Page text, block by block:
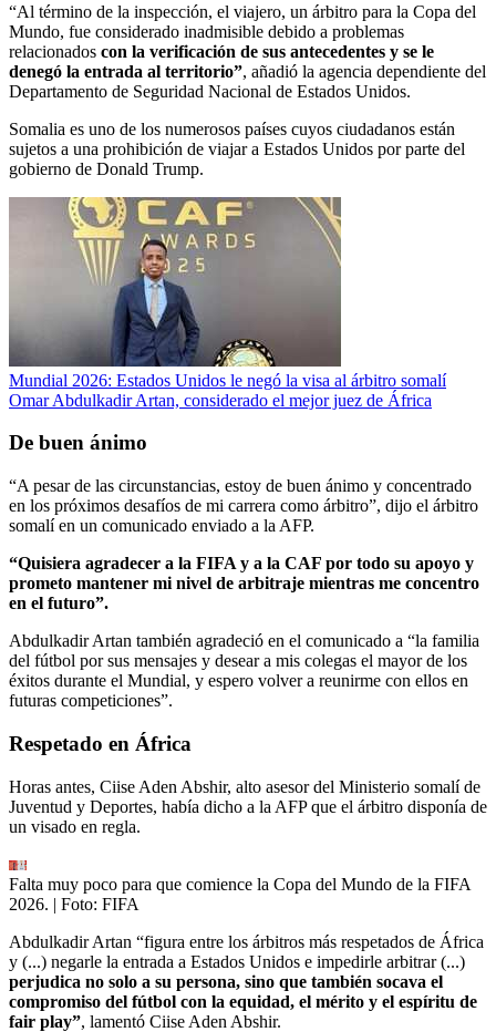
“Al término de la inspección, el viajero, un árbitro para la Copa del
Mundo, fue considerado inadmisible debido a problemas
relacionados con la verificación de sus antecedentes y se le
denegó la entrada al territorio”, añadió la agencia dependiente del
Departamento de Seguridad Nacional de Estados Unidos.
Somalia es uno de los numerosos países cuyos ciudadanos están
sujetos a una prohibición de viajar a Estados Unidos por parte del
gobierno de Donald Trump.
Mundial 2026: Estados Unidos le negó la visa al árbitro somalí
Omar Abdulkadir Artan, considerado el mejor juez de África
De buen ánimo
“A pesar de las circunstancias, estoy de buen ánimo y concentrado
en los próximos desafíos de mi carrera como árbitro”, dijo el árbitro
somalí en un comunicado enviado a la AFP.
“Quisiera agradecer a la FIFA y a la CAF por todo su apoyo y
prometo mantener mi nivel de arbitraje mientras me concentro
en el futuro”.
Abdulkadir Artan también agradeció en el comunicado a “la familia
del fútbol por sus mensajes y desear a mis colegas el mayor de los
éxitos durante el Mundial, y espero volver a reunirme con ellos en
futuras competiciones”.
Respetado en África
Horas antes, Ciise Aden Abshir, alto asesor del Ministerio somalí de
Juventud y Deportes, había dicho a la AFP que el árbitro disponía de
un visado en regla.
Falta muy poco para que comience la Copa del Mundo de la FIFA
2026. | Foto: FIFA
Abdulkadir Artan “figura entre los árbitros más respetados de África
y (...) negarle la entrada a Estados Unidos e impedirle arbitrar (...)
perjudica no solo a su persona, sino que también socava el
compromiso del fútbol con la equidad, el mérito y el espíritu de
fair play”, lamentó Ciise Aden Abshir.